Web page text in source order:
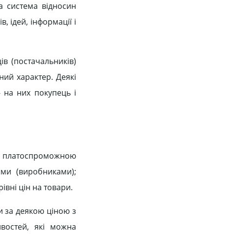
відносин
ідей, інформації і
(постачальників)
характер. Деякі
них покупець і
(виробниками);
цін на товари.
за деякою ціною з
які можна